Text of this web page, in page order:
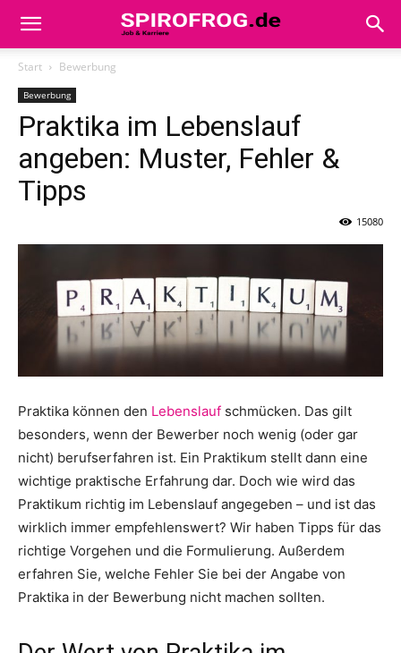
Start Bewerbung
Bewerbung
Praktika im Lebenslauf
angeben: Muster, Fehler &
Tipps
15080
Praktika können den Lebenslauf schmücken. Das gilt
besonders, wenn der Bewerber noch wenig (oder gar
nicht) berufserfahren ist. Ein Praktikum stellt dann eine
wichtige praktische Erfahrung dar. Doch wie wird das
Praktikum richtig im Lebenslauf angegeben – und ist das
wirklich immer empfehlenswert? Wir haben Tipps für das
richtige Vorgehen und die Formulierung. Außerdem
erfahren Sie, welche Fehler Sie bei der Angabe von
Praktika in der Bewerbung nicht machen sollten.